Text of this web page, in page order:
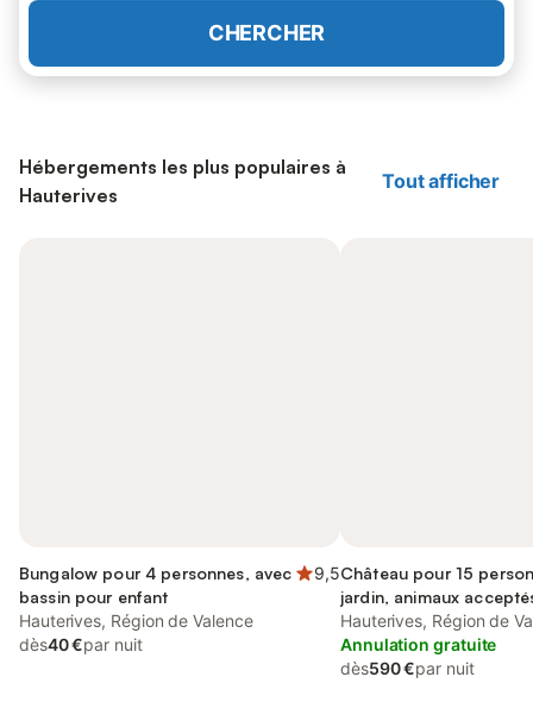
CHERCHER
Hébergements les plus populaires à
Hauterives
Tout afficher
Bungalow pour 4 personnes, avec
bassin pour enfant
9,5
Hauterives, Région de Valence
dès40 €par nuit
Château pour 15
jardin, animaux
Hauterives, Région de
Annulation gratuite
dès590 €par nuit